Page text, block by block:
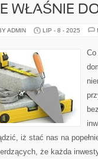
WŁAŚNIE
ADMIN LIP - 8 - 2025
iż stać nas na
że każda